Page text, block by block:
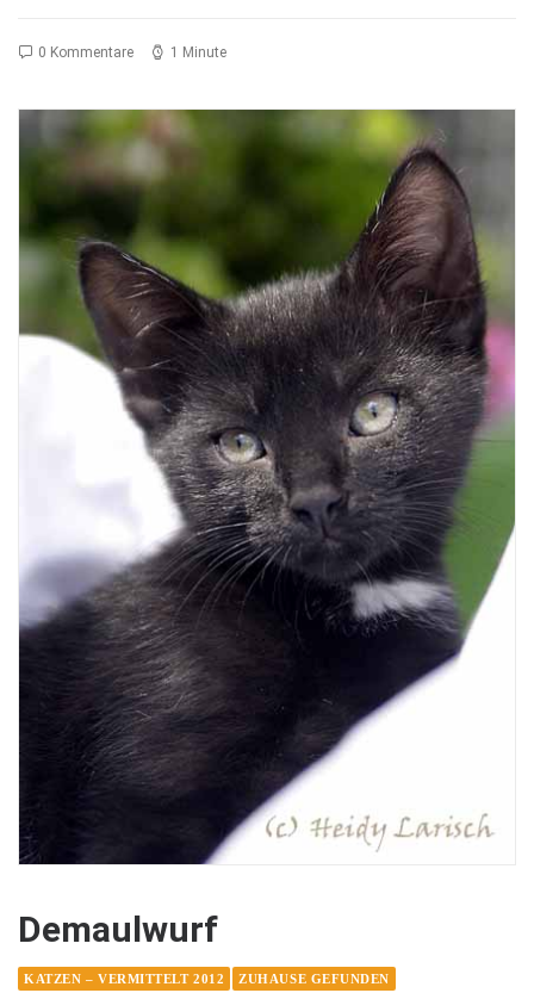
0 Kommentare 1 Minute
Demaulwurf
KATZEN – VERMITTELT 2012 ZUHAUSE GEFUNDEN